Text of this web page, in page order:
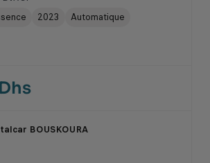
2023 Automatique
BOUSKOURA